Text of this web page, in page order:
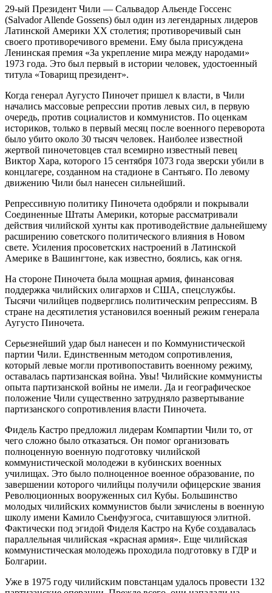
29-ый Президент Чили — Сальвадор Альенде Госсенс
(Salvador Allende Gossens) был один из легендарных лидеров
Латинской Америки XX столетия; противоречивый сын
своего противоречивого времени. Ему была присуждена
Ленинская премия «За укрепление мира между народами»
1973 года. Это был первый в истории человек, удостоенный
титула «Товарищ президент».
Когда генерал Аугусто Пиночет пришел к власти, в Чили
начались массовые репрессии против левых сил, в первую
очередь, против социалистов и коммунистов. По оценкам
историков, только в первый месяц после военного переворота
было убито около 30 тысяч человек. Наиболее известной
жертвой пиночетовцев стал всемирно известный певец
Виктор Хара, которого 15 сентября 1073 года зверски убили в
концлагере, созданном на стадионе в Сантьяго. По левому
движению Чили был нанесен сильнейший.
Репрессивную политику Пиночета одобряли и покрывали
Соединенные Штаты Америки, которые рассматривали
действия чилийской хунты как противодействие дальнейшему
расширению советского политического влияния в Новом
свете. Усиления просоветских настроений в Латинской
Америке в Вашингтоне, как известно, боялись, как огня.
На стороне Пиночета была мощная армия, финансовая
поддержка чилийских олигархов и США, спецслужбы.
Тысячи чилийцев подверглись политическим репрессиям. В
стране на десятилетия установился военный режим генерала
Аугусто Пиночета.
Серьезнейший удар был нанесен и по Коммунистической
партии Чили. Единственным методом сопротивления,
который левые могли противопоставить военному режиму,
оставалась партизанская война. Увы! Чилийские коммунисты
опыта партизанской войны не имели. Да и географическое
положение Чили существенно затрудняло развертывание
партизанского сопротивления власти Пиночета.
Фидель Кастро предложил лидерам Компартии Чили то, от
чего сложно было отказаться. Он помог организовать
полноценную военную подготовку чилийской
коммунистической молодежи в кубинских военных
училищах. Это было полноценное военное образование, по
завершении которого чилийцы получили офицерские звания
Революционных вооруженных сил Кубы. Большинство
молодых чилийских коммунистов были зачислены в военную
школу имени Камило Сьенфуэгоса, считавшуюся элитной.
Фактически под эгидой Фиделя Кастро на Кубе создавалась
параллельная чилийская «красная армия». Еще чилийская
коммунистическая молодежь проходила подготовку в ГДР и
Болгарии.
Уже в 1975 году чилийским повстанцам удалось провести 132